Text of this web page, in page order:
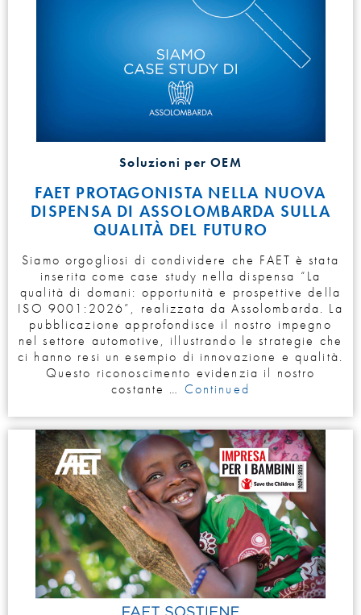
Soluzioni per OEM
FAET PROTAGONISTA NELLA NUOVA
DISPENSA DI ASSOLOMBARDA SULLA
QUALITÀ DEL FUTURO
Siamo orgogliosi di condividere che FAET è stata
inserita come case study nella dispensa “La
qualità di domani: opportunità e prospettive della
ISO 9001:2026”, realizzata da Assolombarda. La
pubblicazione approfondisce il nostro impegno
nel settore automotive, illustrando le strategie che
ci hanno resi un esempio di innovazione e qualità.
Questo riconoscimento evidenzia il nostro
costante … Continued